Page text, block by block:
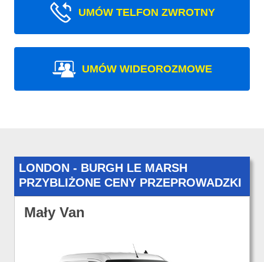
UMÓW TELFON ZWROTNY
UMÓW WIDEOROZMOWE
LONDON - BURGH LE MARSH
PRZYBLIŻONE CENY PRZEPROWADZKI
Mały Van